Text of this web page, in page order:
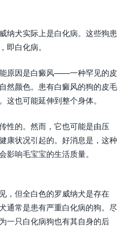
纳犬实际上是白化病。这些狗患
即白化病。
原因是白癜风——一种罕见的皮
然颜色。患有白癜风的狗的皮毛
这也可能延伸到整个身体。
性的。然而，它也可能是由压
康状况引起的。好消息是，这种
影响毛宝宝的生活质量。
，但全白色的罗威纳犬是存在
通常是患有严重白化病的狗。尽
一只白化病狗也有其自身的后